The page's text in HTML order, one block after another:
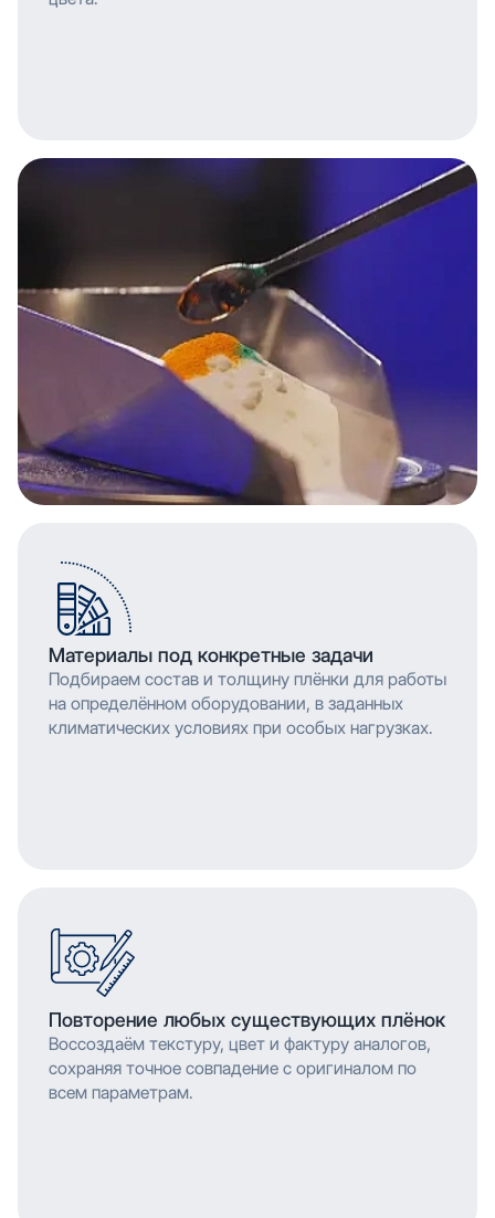
Материалы под конкретные задачи
Подбираем состав и толщину плёнки для работы
на определённом оборудовании, в заданных
климатических условиях при особых нагрузках.
Повторение любых существующих плёнок
Воссоздаём текстуру, цвет и фактуру аналогов,
сохраняя точное совпадение с оригиналом по
всем параметрам.